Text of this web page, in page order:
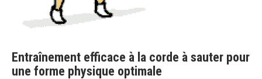
Entraînement efficace à la corde à sauter pour
une forme physique optimale